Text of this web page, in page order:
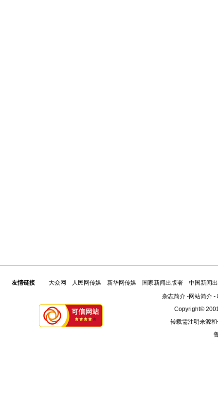
友情链接 大众网 人民网传媒 新华网传媒 国家新闻出版署
中国新闻
杂志简介-网站简介-
Copyright©
转载需注明来源